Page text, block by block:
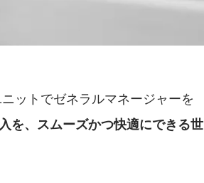
ットでゼネラルマネージャーを
を、スムーズかつ快適にできる世